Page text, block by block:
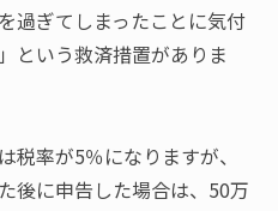
過ぎてしまったことに気付
」という救済措置がありま
税率が5％になりますが、
後に申告した場合は、50万